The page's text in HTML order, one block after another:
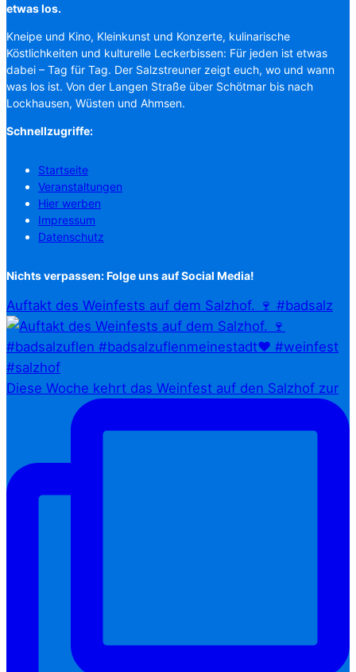
etwas los.
Kneipe und Kino, Kleinkunst und Konzerte, kulinarische
Köstlichkeiten und kulturelle Leckerbissen: Für jeden ist etwas
dabei – Tag für Tag. Der Salzstreuner zeigt euch, wo und wann
was los ist. Von der Langen Straße über Schötmar bis nach
Lockhausen, Wüsten und Ahmsen.
Schnellzugriffe:
Startseite
Veranstaltungen
Hier werben
Impressum
Datenschutz
Nichts verpassen: Folge uns auf Social Media!
Auftakt des Weinfests auf dem Salzhof. 🍷 #badsalz
Diese Woche kehrt das Weinfest auf den Salzhof zur